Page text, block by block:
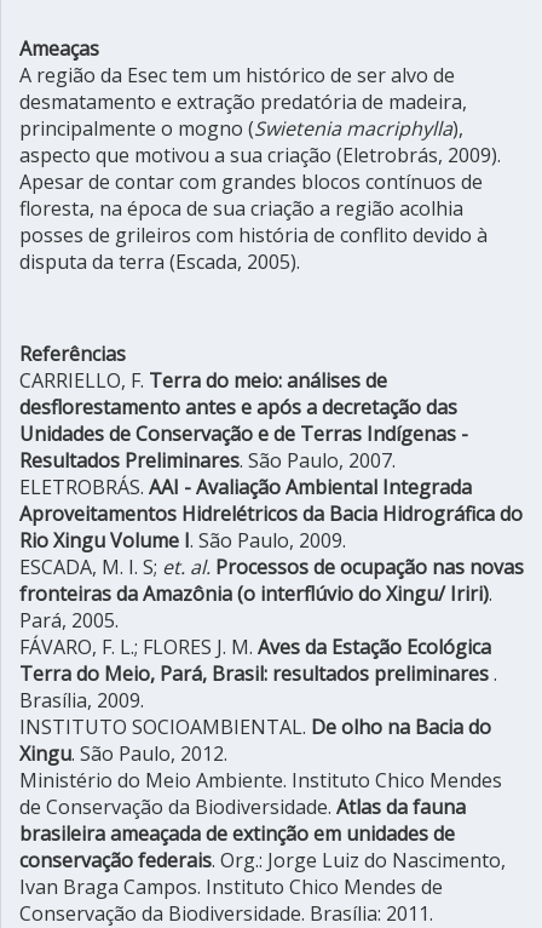
Ameaças
A região da Esec tem um histórico de ser alvo de
desmatamento e extração predatória de madeira,
principalmente o mogno (Swietenia macriphylla),
aspecto que motivou a sua criação (Eletrobrás, 2009).
Apesar de contar com grandes blocos contínuos de
floresta, na época de sua criação a região acolhia
posses de grileiros com história de conflito devido à
disputa da terra (Escada, 2005).
Referências
CARRIELLO, F. Terra do meio: análises de
desflorestamento antes e após a decretação das
Unidades de Conservação e de Terras Indígenas -
Resultados Preliminares. São Paulo, 2007.
ELETROBRÁS. AAI - Avaliação Ambiental Integrada
Aproveitamentos Hidrelétricos da Bacia Hidrográfica do
Rio Xingu Volume I. São Paulo, 2009.
ESCADA, M. I. S; et. al. Processos de ocupação nas novas
fronteiras da Amazônia (o interflúvio do Xingu/ Iriri).
Pará, 2005.
FÁVARO, F. L.; FLORES J. M. Aves da Estação Ecológica
Terra do Meio, Pará, Brasil: resultados preliminares.
Brasília, 2009.
INSTITUTO SOCIOAMBIENTAL. De olho na Bacia do
Xingu. São Paulo, 2012.
Ministério do Meio Ambiente. Instituto Chico Mendes
de Conservação da Biodiversidade. Atlas da fauna
brasileira ameaçada de extinção em unidades de
conservação federais. Org.: Jorge Luiz do Nascimento,
Ivan Braga Campos. Instituto Chico Mendes de
Conservação da Biodiversidade. Brasília: 2011.